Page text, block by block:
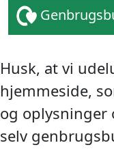
Husk, at vi
hjemmeside,
og oplysninger
selv